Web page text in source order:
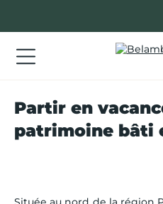
contenu
Partir en
patrimoine bâti